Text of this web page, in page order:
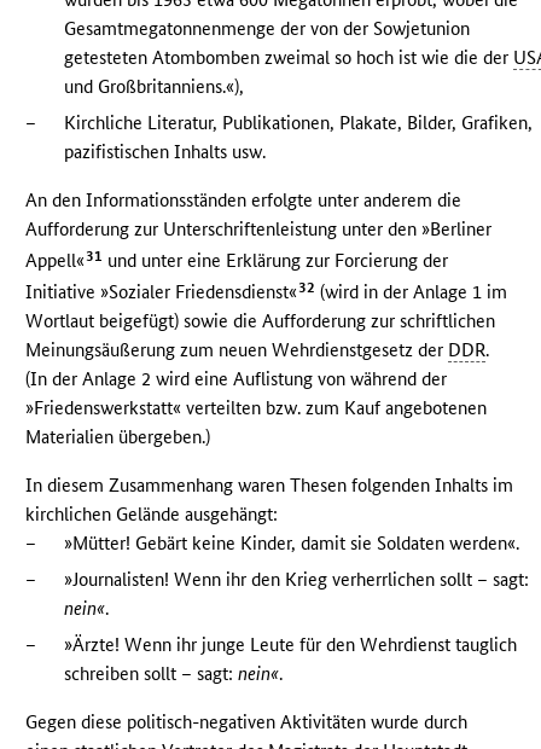
Gesamtmegatonnenmenge der von der Sowjetunion
getesteten Atombomben zweimal so hoch ist wie die der
und Großbritanniens.«),
–
Kirchliche Literatur, Publikationen, Plakate, Bilder, Grafiken,
pazifistischen Inhalts usw.
An den Informationsständen erfolgte unter anderem die
Aufforderung zur Unterschriftenleistung unter den »Berliner
Appell«31 und unter eine Erklärung zur Forcierung der
Initiative »Sozialer Friedensdienst«32 (wird in der Anlage 1 im
Wortlaut beigefügt) sowie die Aufforderung zur schriftlichen
Meinungsäußerung zum neuen Wehrdienstgesetz der DDR.
(In der Anlage 2 wird eine Auflistung von während der
»Friedenswerkstatt« verteilten bzw. zum Kauf angebotenen
Materialien übergeben.)
In diesem Zusammenhang waren Thesen folgenden Inhalts im
kirchlichen Gelände ausgehängt:
–
»Mütter! Gebärt keine Kinder, damit sie Soldaten werden«.
–
»Journalisten! Wenn ihr den Krieg verherrlichen sollt – sagt:
nein«.
–
»Ärzte! Wenn ihr junge Leute für den Wehrdienst tauglich
schreiben sollt – sagt:nein«.
Gegen diese politisch-negativen Aktivitäten wurde durch